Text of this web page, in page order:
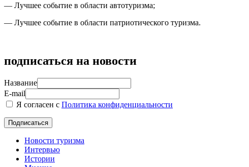
— Лучшее событие в области автотуризма;
— Лучшее событие в области патриотического туризма.
подписаться на новости
Название
E-mail
Я согласен с Политика конфиденциальности
Новости туризма
Интервью
Истории